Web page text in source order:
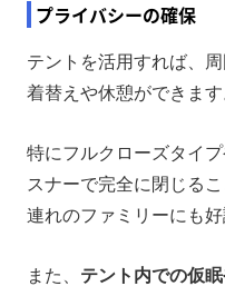
プライバシーの確保
テントを活用すれば、
着替えや休憩ができます
特にフルクローズタイ
スナーで完全に閉じる
連れのファミリーにも好
また、 テント内での仮